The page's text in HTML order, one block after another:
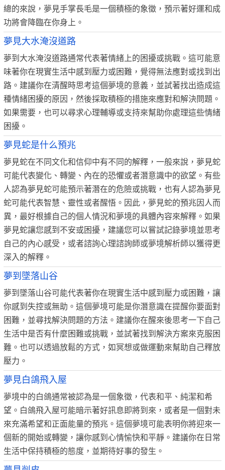
總的來說，夢見手掌長毛是一個積極的象徵，預示著好運和成
功將會降臨在你身上。
夢見大水淹沒道路
夢到大水淹沒道路通常代表著情緒上的困擾或挑戰。這可能意
味著你在現實生活中感到壓力或困難，覺得無法應對或找到出
路。建議你在清醒時思考這個夢境的意義，並試著找出造成這
種情緒困擾的原因，然後採取積極的措施來應對和解決問題。
如果需要，也可以尋求心理輔導或支持來幫助你處理這些情緒
困擾。
夢見蛇是什么預兆
夢見蛇在不同文化和信仰中有不同的解釋，一般來說，夢見蛇
可能代表變化、轉變、內在的恐懼或者潛意識中的欲望。有些
人認為夢見蛇可能預示著潛在的危險或挑戰，也有人認為夢見
蛇可能代表智慧、靈性或者醒悟。因此，夢見蛇的預兆因人而
異，最好根據自己的個人情況和夢境的具體內容來解釋。如果
夢見蛇讓您感到不安或困擾，建議您可以嘗試記錄夢境並思考
自己的內心感受，或者諮詢心理諮詢師或夢境解析師以獲得更
深入的解釋。
夢到墜落山谷
夢到墜落山谷可能代表著你在現實生活中感到壓力或困難，讓
你感到失控或無助。這個夢境可能是你潛意識在提醒你要面對
困難，並尋找解決問題的方法。建議你在醒來後思考一下自己
生活中是否有什麼困難或挑戰，並試著找到解決方案來克服困
難。也可以透過放鬆的方式，如冥想或做運動來幫助自己釋放
壓力。
夢見白鴿飛入屋
夢境中的白鴿通常被認為是一個象徵，代表和平、純潔和希
望。白鴿飛入屋可能暗示著好訊息即將到來，或者是一個對未
來充滿希望和正面能量的預兆。這個夢境可能表明你將迎來一
個新的開始或轉變，讓你感到心情愉快和平靜。建議你在日常
生活中保持積極的態度，並期待好事的發生。